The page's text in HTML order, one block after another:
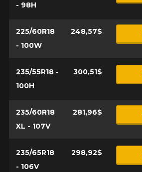
- 98H
225/60R18
- 100W
248,57$
235/55R18 -
100H
300,51$
235/60R18
XL - 107V
281,96$
235/65R18
- 106V
298,92$